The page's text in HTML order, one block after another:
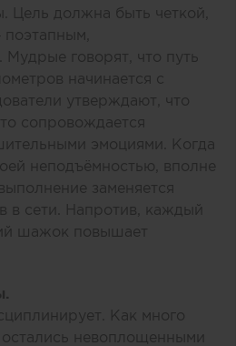
Цель должна быть четкой,
говорят, что путь
начинается с
утверждают, что
сопровождается
эмоциями. Когда
неподъёмностью, вполне
заменяется
в сети. Напротив, каждый
шажок повышает
Как много
невоплощенными